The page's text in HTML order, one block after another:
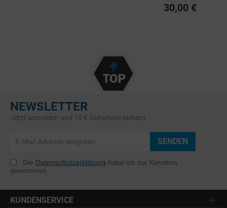
30,00 €
NEWSLETTER
Jetzt anmelden und 10 € Gutschein sichern
SENDEN
Die Datenschutzerklärung habe ich zur Kenntnis
genommen.
KUNDENSERVICE